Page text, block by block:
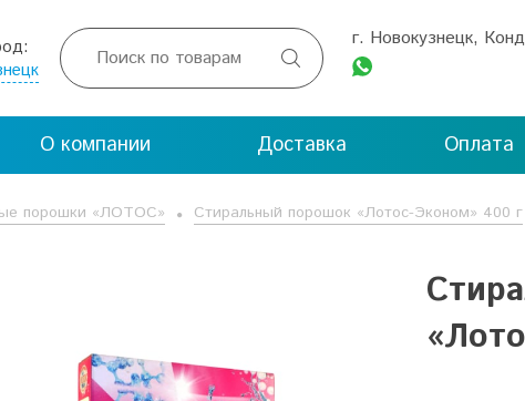

г. Новокузнецк,
О компании Доставка Оплата
порошки «ЛОТОС» Стиральный порошок «Лотос-Эконом» 400 г